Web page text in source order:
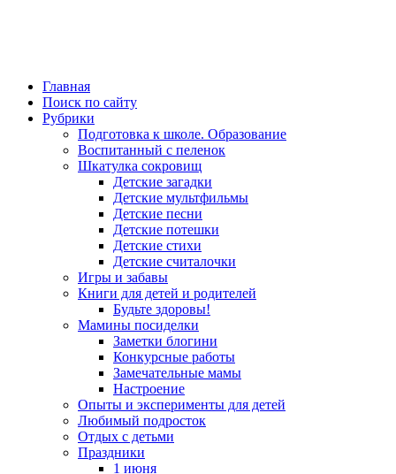
Главная
Поиск по сайту
Рубрики
Подготовка к школе. Образование
Воспитанный с пеленок
Шкатулка сокровищ
Детские загадки
Детские мультфильмы
Детские песни
Детские потешки
Детские стихи
Детские считалочки
Игры и забавы
Книги для детей и родителей
Будьте здоровы!
Мамины посиделки
Заметки блогини
Конкурсные работы
Замечательные мамы
Настроение
Опыты и эксперименты для детей
Любимый подросток
Отдых с детьми
Праздники
1 июня